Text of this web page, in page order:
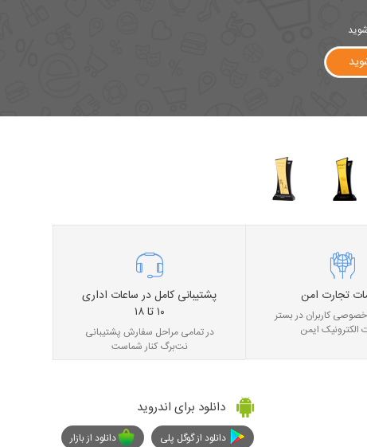
تجارت امن
کاربران در بستر
الکترونیک ایمن
پشتیبانی کامل در ساعات اداری
۱۰ تا ۱۸
در تمامی مراحل سفارش پشتیبانی
نت‌برگ کنار شماست
دانلود برای اندروید
دانلود از گوگل پلی
دانلود از بازار